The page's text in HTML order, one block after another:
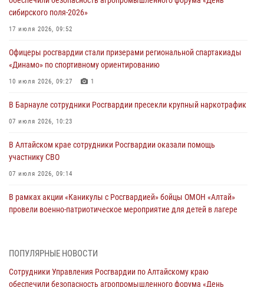
сибирского поля-2026»
17 июля 2026, 09:52
Офицеры росгвардии стали призерами региональной спартакиады
«Динамо» по спортивному ориентированию
10 июля 2026, 09:27 1
В Барнауле сотрудники Росгвардии пресекли крупный наркотрафик
07 июля 2026, 10:23
В Алтайском крае сотрудники Росгвардии оказали помощь
участнику СВО
07 июля 2026, 09:14
В рамках акции «Каникулы с Росгвардией» бойцы ОМОН «Алтай»
провели военно-патриотическое мероприятие для детей в лагере
акции «Коробка храбрости»
ПОПУЛЯРНЫЕ НОВОСТИ
Сотрудники Управления Росгвардии по Алтайскому краю
обеспечили безопасность агропромышленного форума «День